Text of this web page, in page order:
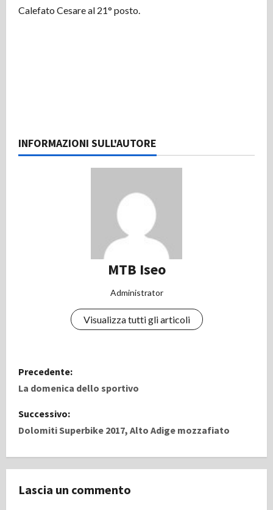
Calefato Cesare al 21° posto.
INFORMAZIONI SULL'AUTORE
MTB Iseo
Administrator
Visualizza tutti gli articoli
N
a
v
g
a
Precedente:
La domenica dello sportivo
Successivo:
Dolomiti Superbike 2017, Alto Adige mozzafiato
Lascia un commento